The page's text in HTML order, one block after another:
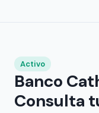
Activo
Banco
Consulta